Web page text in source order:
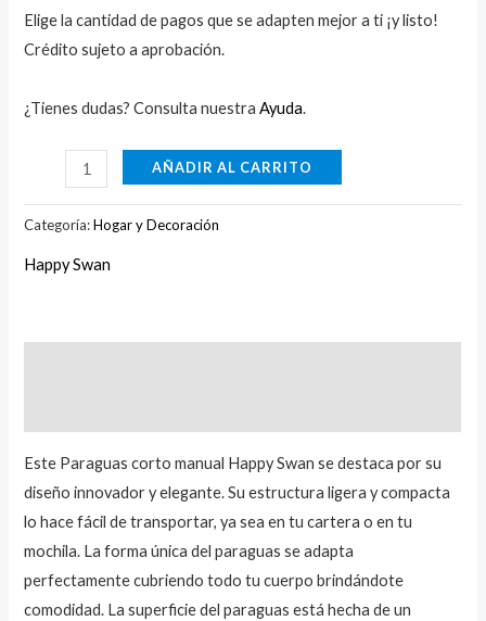
Elige la cantidad de pagos que se adapten mejor a ti ¡y listo!
Crédito sujeto a aprobación.
¿Tienes dudas? Consulta nuestraAyuda.
AÑADIR AL CARRITO
Categoría:Hogar y Decoración
Happy Swan
Este Paraguas corto manual Happy Swan se destaca por su
diseño innovador y elegante. Su estructura ligera y compacta
lo hace fácil de transportar, ya sea en tu cartera o en tu
mochila. La forma única del paraguas se adapta
perfectamente cubriendo todo tu cuerpo brindándote
comodidad. La superficie del paraguas está hecha de un